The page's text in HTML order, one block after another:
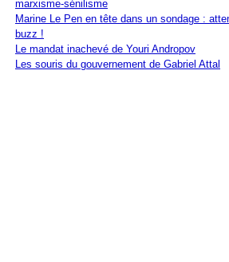
marxisme-sénilisme
Marine Le Pen en tête dans un sondage :
buzz !
Le mandat inachevé de Youri Andropov
Les souris du gouvernement de Gabriel Attal